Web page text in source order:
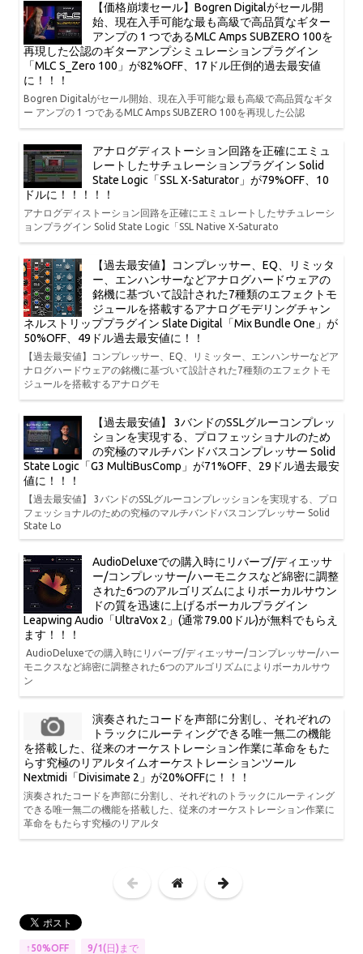
【価格崩壊セール】Bogren Digitalがセール開
始、現在入手可能な最も高級で高品質なギター
アンプの 1 つであるMLC Amps SUBZERO 100を
再現した公認のギターアンプシミュレーションプラグイン
「MLC S_Zero 100」が82%OFF、17ドル圧倒的過去最安値
に！！！
Bogren Digitalがセール開始、現在入手可能な最も高級で高品質なギタ
ー アンプの 1 つであるMLC Amps SUBZERO 100を再現した公認
アナログディストーション回路を正確にエミュ
レートしたサチュレーションプラグイン Solid
State Logic「SSL X-Saturator」が79%OFF、10
ドルに！！！！！
アナログディストーション回路を正確にエミュレートしたサチュレーシ
ョンプラグイン Solid State Logic「SSL Native X-Saturato
【過去最安値】コンプレッサー、EQ、リミッタ
ー、エンハンサーなどアナログハードウェアの
銘機に基づいて設計された7種類のエフェクトモ
ジュールを搭載するアナログモデリングチャン
ネルストリッププラグイン Slate Digital「Mix Bundle One」が
50%OFF、49ドル過去最安値に！！
【過去最安値】コンプレッサー、EQ、リミッター、エンハンサーなどア
ナログハードウェアの銘機に基づいて設計された7種類のエフェクトモ
ジュールを搭載するアナログモ
【過去最安値】 3バンドのSSLグルーコンプレッ
ションを実現する、プロフェッショナルのため
の究極のマルチバンドバスコンプレッサー Solid
State Logic「G3 MultiBusComp」が71%OFF、29ドル過去最安
値に！！！
【過去最安値】 3バンドのSSLグルーコンプレッションを実現する、プロ
フェッショナルのための究極のマルチバンドバスコンプレッサー Solid
State Lo
AudioDeluxeでの購入時にリバーブ/ディエッサ
ー/コンプレッサー/ハーモニクスなど綿密に調整
された6つのアルゴリズムによりボーカルサウン
ドの質を迅速に上げるボーカルプラグイン
Leapwing Audio「UltraVox 2」(通常79.00ドル)が無料でもらえ
ます！！！
AudioDeluxeでの購入時にリバーブ/ディエッサー/コンプレッサー/ハー
モニクスなど綿密に調整された6つのアルゴリズムによりボーカルサウ
ン
演奏されたコードを声部に分割し、それぞれの
トラックにルーティングできる唯一無二の機能
を搭載した、従来のオーケストレーション作業に革命をもた
らす究極のリアルタイムオーケストレーションツール
Nextmidi「Divisimate 2」が20%OFFに！！！
演奏されたコードを声部に分割し、それぞれのトラックにルーティング
できる唯一無二の機能を搭載した、従来のオーケストレーション作業に
革命をもたらす究極のリアルタ
↑50%OFF 9/1(日)まで